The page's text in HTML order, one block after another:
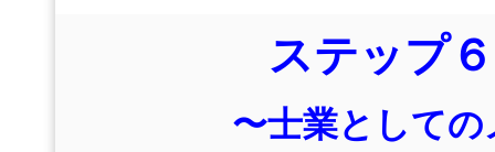
ステップ
〜士業として